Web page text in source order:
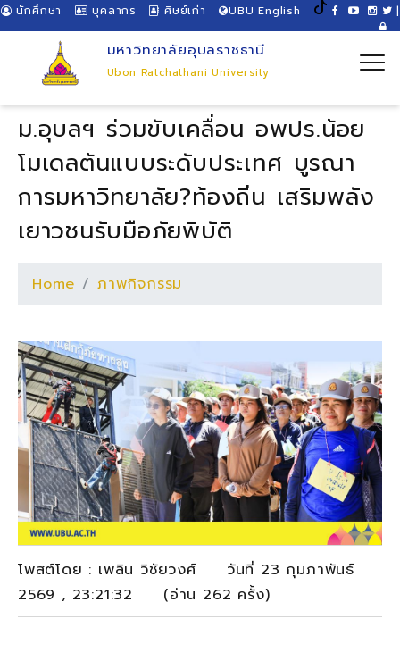
นักศึกษา บุคลากร ศิษย์เก่า UBU English |
มหาวิทยาลัยอุบลราชธานี
Ubon Ratchathani University
ม.อุบลฯ ร่วมขับเคลื่อน อพปร.น้อย
โมเดลต้นแบบระดับประเทศ บูรณา
การมหาวิทยาลัย?ท้องถิ่น เสริมพลัง
เยาวชนรับมือภัยพิบัติ
Home ภาพกิจกรรม
โพสต์โดย : เพลิน วิชัยวงศ์ วันที่ 23 กุมภาพันธ์
2569 , 23:21:32 (อ่าน 262 ครั้ง)